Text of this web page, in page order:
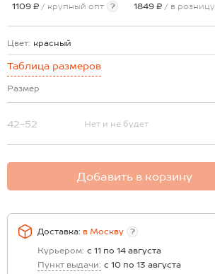
1109 ₽ / крупный опт ? 1849 ₽ / в розницу
Цвет: красный
Таблица размеров
Размер
42-52 Нет и не будет
Добавить в корзину
Доставка: в Москву
?
Курьером: с 11 по 14 августа
Пункт выдачи: с 10 по 13 августа